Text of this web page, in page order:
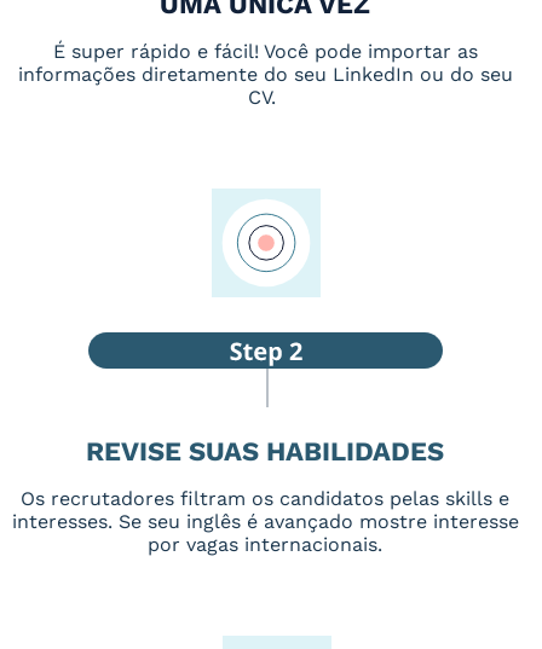
É super rápido e fácil! Você pode importar as
informações diretamente do seu LinkedIn ou do seu
CV.
REVISE SUAS HABILIDADES
Os recrutadores filtram os candidatos pelas skills e
interesses. Se seu inglês é avançado mostre interesse
por vagas internacionais.